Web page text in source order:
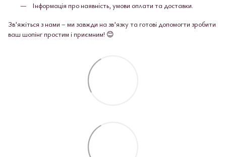
Інформація про наявність, умови оплати та доставки.
Зв’яжіться з нами – ми завжди на зв’язку та готові допомогти зробити
ваш шопінг простим і приємним! 😊